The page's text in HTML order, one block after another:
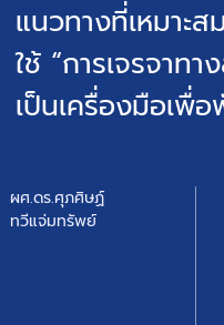
แนวทางที่เหมาะส
ใช้ “การเจรจาท
เป็นเครื่องมือเพื่
ผศ.ดร.ศุภศิษฏ์
ทวีแจ่มทรัพย์